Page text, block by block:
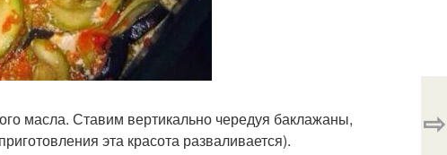
масла. Ставим вертикально чередуя баклажаны,
эта красота разваливается).
⇨